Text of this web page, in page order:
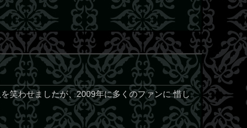
笑わせましたが、2009年に多くのファンに 惜し